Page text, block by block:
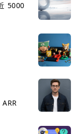
分的产品，同
收购的
其成立 6 年时
万美金且一
5000